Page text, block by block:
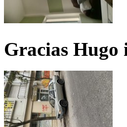
Gracias Hugo